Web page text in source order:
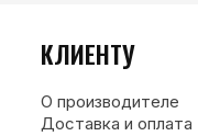
КЛИЕНТУ
О производителе
Доставка и оплата